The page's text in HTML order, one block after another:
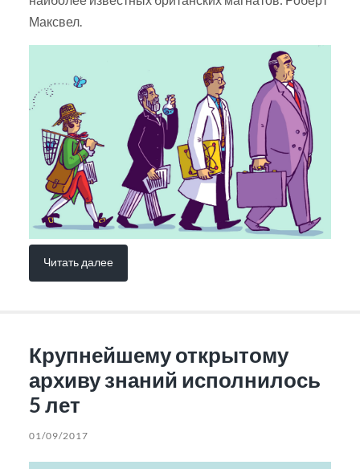
Максвел.
Читать далее
Крупнейшему открытому
архиву знаний исполнилось
5 лет
01/09/2017